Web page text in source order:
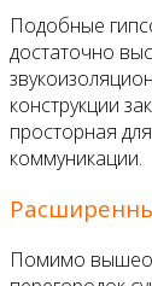
Подобные
достаточно
конструкции
просторная
коммуникации.
Помимо